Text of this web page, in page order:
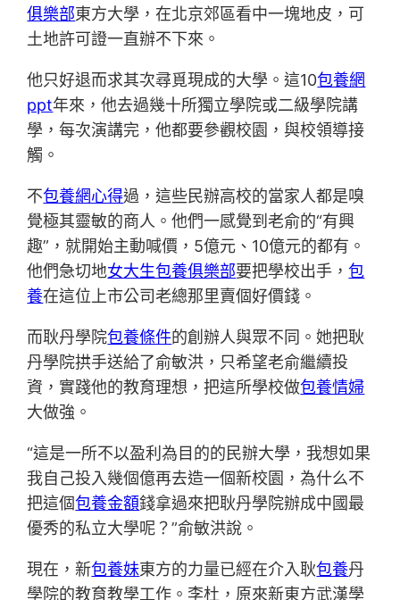
俱樂部東方大學，在北京郊區看中一塊地皮，可
土地許可證一直辦不下來。
他只好退而求其次尋覓現成的大學。這10包養網
ppt年來，他去過幾十所獨立學院或二級學院講
學，每次演講完，他都要參觀校園，與校領導接
觸。
不包養網心得過，這些民辦高校的當家人都是嗅
覺極其靈敏的商人。他們一感覺到老俞的“有興
趣”，就開始主動喊價，5億元、10億元的都有。
他們急切地女大生包養俱樂部要把學校出手，包
養在這位上市公司老總那里賣個好價錢。
而耿丹學院包養條件的創辦人與眾不同。她把耿
丹學院拱手送給了俞敏洪，只希望老俞繼續投
資，實踐他的教育理想，把這所學校做包養情婦
大做強。
“這是一所不以盈利為目的的民辦大學，我想如果
我自己投入幾個億再去造一個新校園，為什么不
把這個包養金額錢拿過來把耿丹學院辦成中國最
優秀的私立大學呢？”俞敏洪說。
現在，新包養妹東方的力量已經在介入耿包養丹
學院的教育教學工作。李杜，原來新東方武漢學